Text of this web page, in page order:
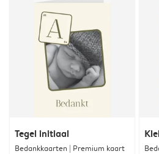
Tegel initiaal
Bedankkaarten | Premium kaart